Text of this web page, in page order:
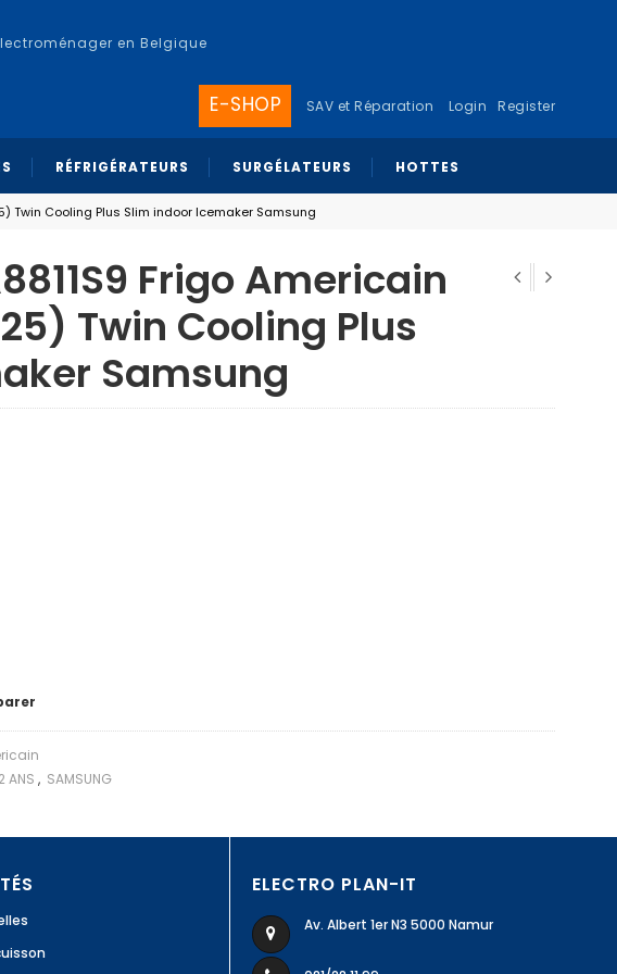
en Belgique
E-SHOP SAV et Réparation Login Register
RÉFRIGÉRATEURS SURGÉLATEURS HOTTES
Twin Cooling Plus Slim indoor Icemaker Samsung
Frigo Americain
Twin Cooling Plus
Samsung
ANS , SAMSUNG
ELECTRO PLAN-IT
Av. Albert 1er N3 5000 Namur